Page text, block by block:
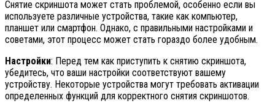
Снятие скриншота может стать проблемой, особенно если вы
используете различные устройства, такие как компьютер,
планшет или смартфон. Однако, с правильными настройками и
советами, этот процесс может стать гораздо более удобным.
Настройки: Перед тем как приступить к снятию скриншота,
убедитесь, что ваши настройки соответствуют вашему
устройству. Некоторые устройства могут требовать активации
определенных функций для корректного снятия скриншотов.